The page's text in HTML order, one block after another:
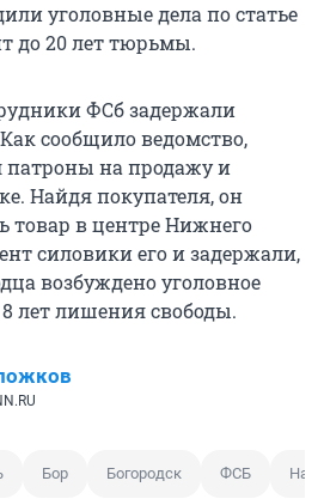
уголовные дела по статье
до 20 лет тюрьмы.
ФСб задержали
сообщило ведомство,
патроны на продажу и
Найдя покупателя, он
товар в центре Нижнего
силовики его и задержали,
возбуждено уголовное
лет лишения свободы.
Бор Богородск ФСБ